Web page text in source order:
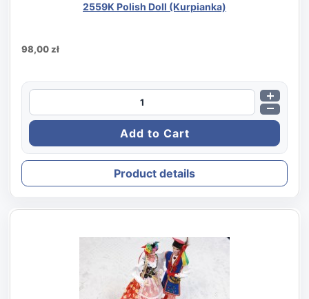
2559K Polish Doll (Kurpianka)
98,00 zł
Product details